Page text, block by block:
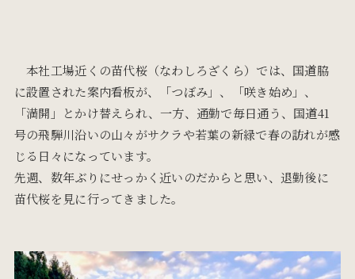
本社工場近くの苗代桜（なわしろざくら）では、国道脇
に設置された案内看板が、「つぼみ」、「咲き始め」、
「満開」とかけ替えられ、一方、通勤で毎日通う、国道41
号の飛騨川沿いの山々がサクラや若葉の新緑で春の訪れが感
じる日々になっています。
先週、数年ぶりにせっかく近いのだからと思い、退勤後に
苗代桜を見に行ってきました。